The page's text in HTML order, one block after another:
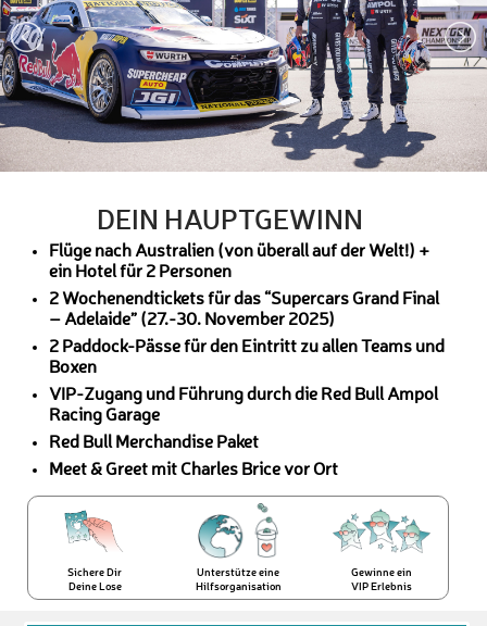
DEIN HAUPTGEWINN
Flüge nach Australien (von überall auf der Welt!) +
ein Hotel für 2 Personen
2 Wochenendtickets für das “Supercars Grand Final
– Adelaide” (27.-30. November 2025)
2 Paddock-Pässe für den Eintritt zu allen Teams und
Boxen
VIP-Zugang und Führung durch die Red Bull Ampol
Racing Garage
Red Bull Merchandise Paket
Meet & Greet mit Charles Brice vor Ort
Sichere Dir
Deine Lose
Unterstütze eine
Hilfsorganisation
Gewinne ein
VIP Erlebnis